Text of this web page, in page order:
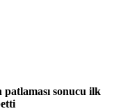
sonucu ilk